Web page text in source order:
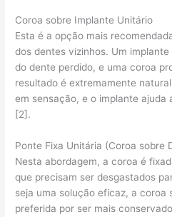
Coroa sobre Implante Unitário
Esta é a opção mais
dos dentes vizinhos. Um
do dente perdido, e uma coroa
resultado é extremamente
em sensação, e o implante ajuda
[2].
Ponte Fixa Unitária (Coroa sobre
Nesta abordagem, a coroa é
que precisam ser desgastados
seja uma solução eficaz, a coroa
preferida por ser mais